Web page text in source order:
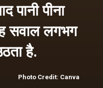
पानी पीना
सवाल लगभग
है.
Photo Credit: Canva